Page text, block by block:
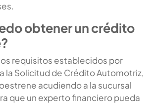
obtener un crédito
requisitos establecidos por
la Solicitud de Crédito Automotriz,
acudiendo a la sucursal
que un experto financiero pueda